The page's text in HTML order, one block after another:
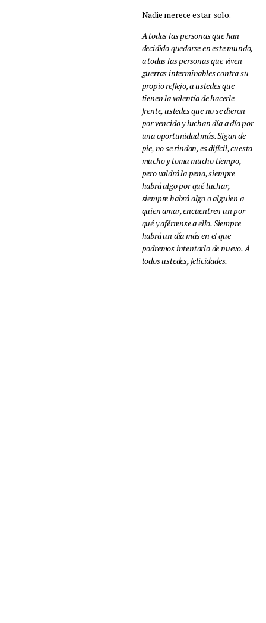
Nadie merece estar solo.
A todas las personas que han
decidido quedarse en este mundo,
a todas las personas que viven
guerras interminables contra su
propio reflejo, a ustedes que
tienen la valentía de hacerle
frente, ustedes que no se dieron
por vencido y luchan día a día por
una oportunidad más. Sigan de
pie, no se rindan, es difícil, cuesta
mucho y toma mucho tiempo,
pero valdrá la pena, siempre
habrá algo por qué luchar,
siempre habrá algo o alguien a
quien amar, encuentren un por
qué y aférrense a ello. Siempre
habrá un día más en el que
podremos intentarlo de nuevo. A
todos ustedes, felicidades.